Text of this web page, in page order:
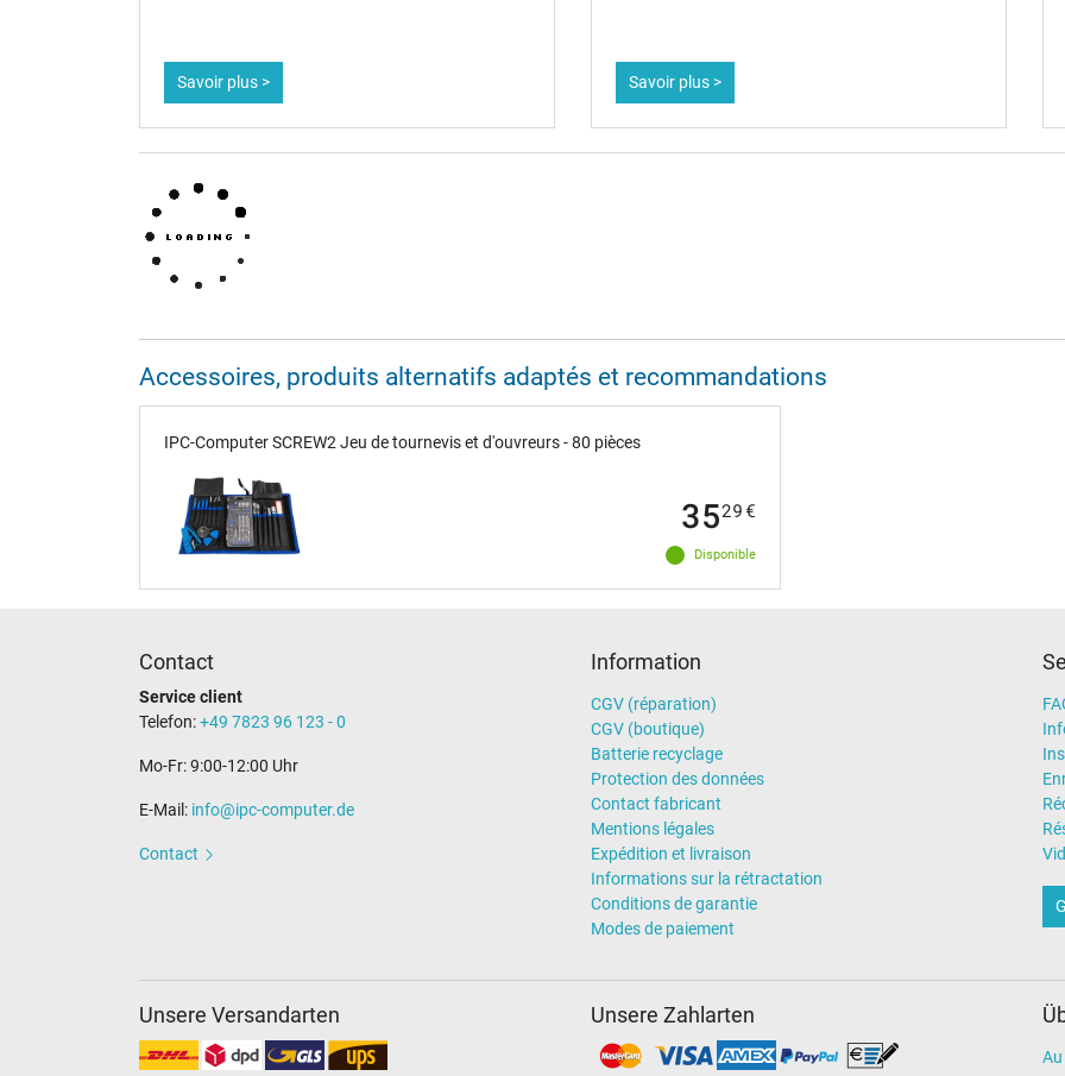
Savoir plus > Savoir plus >
Accessoires, produits alternatifs adaptés et recommandations
IPC-Computer SCREW2 Jeu de tournevis et d'ouvreurs - 80 pièces
Disponible
3529 €
Contact
Service client
Telefon:+49 7823 96 123 - 0
Mo-Fr: 9:00-12:00 Uhr
E-Mail: info@ipc-computer.de
Contact
Information
CGV (réparation)
CGV (boutique)
Batterie recyclage
Protection des données
Contact fabricant
Mentions légales
Expédition et livraison
Informations sur la rétractation
Conditions de garantie
Modes de paiement
Unsere Versandarten Unsere Zahlarten